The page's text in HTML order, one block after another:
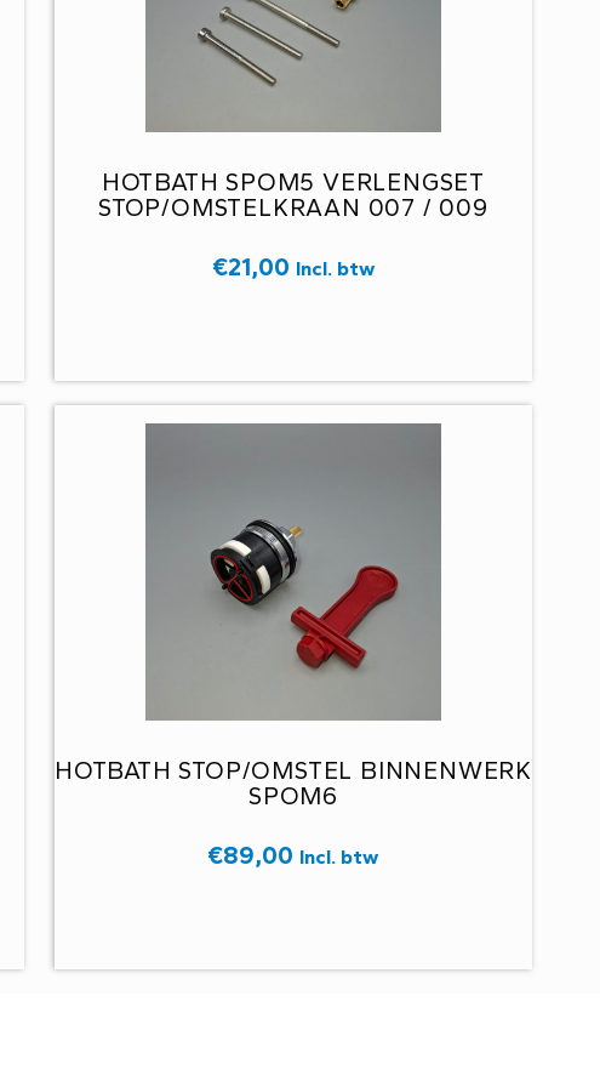
HOTBATH SPOM5 VERLENGSET
STOP/OMSTELKRAAN 007 / 009
€21,00 Incl. btw
HOTBATH STOP/OMSTEL BINNENWERK
SPOM6
€89,00 Incl. btw